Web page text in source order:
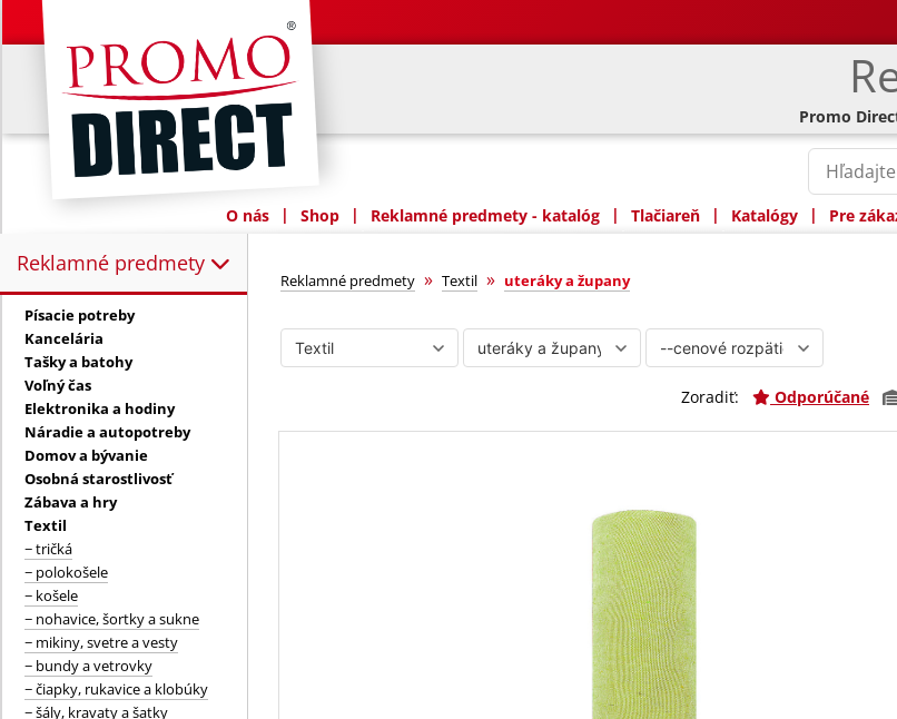
Promo
O nás | Shop | Reklamné predmety - katalóg | Tlačiareň | Katalógy | Pre
Reklamné predmety
Reklamné predmety:
Písacie potreby
Kancelária
Tašky a batohy
Voľný čas
Elektronika a hodiny
Náradie a autopotreby
Domov a bývanie
Osobná starostlivosť
Zábava a hry
Textil
− tričká
− polokošele
− košele
− nohavice, šortky a sukne
− mikiny, svetre a vesty
− bundy a vetrovky
− čiapky, rukavice a klobúky
− šály, kravaty a šatky
uteráky a župany
Reklamné predmety » Textil » uteráky a župany
Zoradiť: Odporúčané